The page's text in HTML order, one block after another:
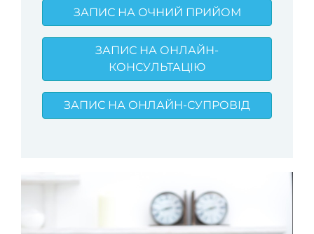
ЗАПИС НА ОЧНИЙ ПРИЙОМ
ЗАПИС НА ОНЛАЙН-
КОНСУЛЬТАЦІЮ
ЗАПИС НА ОНЛАЙН-СУПРОВІД